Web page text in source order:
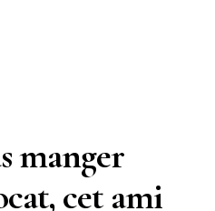
manger
cet ami